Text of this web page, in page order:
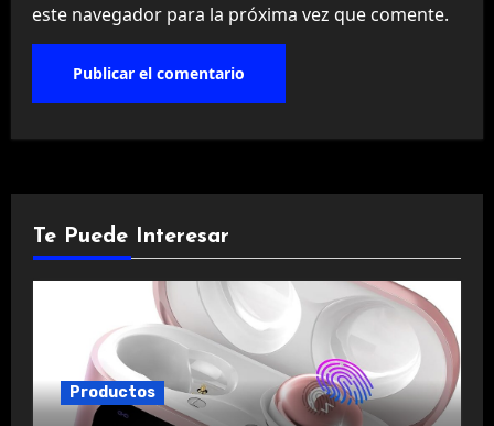
este navegador para la próxima vez que comente.
Te Puede Interesar
Productos